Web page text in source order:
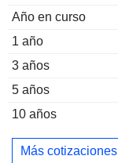
Año en curso
1 año
3 años
5 años
10 años
Más cotizaciones